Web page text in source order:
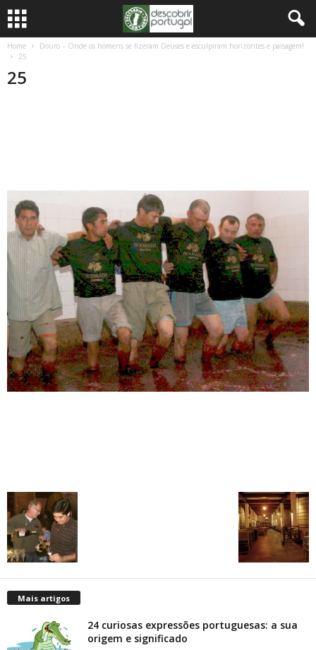
Home
Douro – Onde os homens se fizeram Deuses e esculpiram horizontes e paisagem!
25
25
Mais artigos
24 curiosas expressões portuguesas: a sua
origem e significado